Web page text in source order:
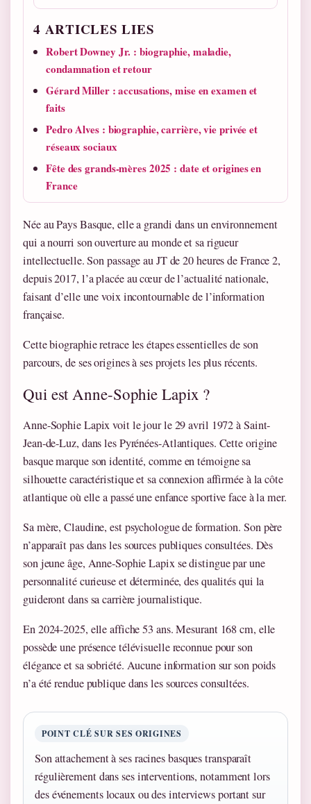
4 ARTICLES LIES
Robert Downey Jr. : biographie, maladie,
condamnation et retour
Gérard Miller : accusations, mise en examen et
faits
Pedro Alves : biographie, carrière, vie privée et
réseaux sociaux
Fête des grands-mères 2025 : date et origines en
France
Née au Pays Basque, elle a grandi dans un environnement
qui a nourri son ouverture au monde et sa rigueur
intellectuelle. Son passage au JT de 20 heures de France 2,
depuis 2017, l’a placée au cœur de l’actualité nationale,
faisant d’elle une voix incontournable de l’information
française.
Cette biographie retrace les étapes essentielles de son
parcours, de ses origines à ses projets les plus récents.
Qui est Anne-Sophie Lapix ?
Anne-Sophie Lapix voit le jour le 29 avril 1972 à Saint-
Jean-de-Luz, dans les Pyrénées-Atlantiques. Cette origine
basque marque son identité, comme en témoigne sa
silhouette caractéristique et sa connexion affirmée à la côte
atlantique où elle a passé une enfance sportive face à la mer.
Sa mère, Claudine, est psychologue de formation. Son père
n’apparaît pas dans les sources publiques consultées. Dès
son jeune âge, Anne-Sophie Lapix se distingue par une
personnalité curieuse et déterminée, des qualités qui la
guideront dans sa carrière journalistique.
En 2024-2025, elle affiche 53 ans. Mesurant 168 cm, elle
possède une présence télévisuelle reconnue pour son
élégance et sa sobriété. Aucune information sur son poids
n’a été rendue publique dans les sources consultées.
POINT CLÉ SUR SES ORIGINES
Son attachement à ses racines basques transparaît
régulièrement dans ses interventions, notamment lors
des événements locaux ou des interviews portant sur